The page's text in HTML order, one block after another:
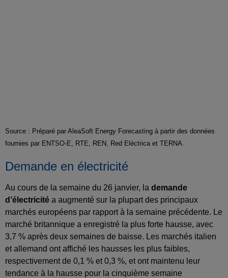
Source : Préparé par AleaSoft Energy Forecasting à partir des données
fournies par ENTSO-E, RTE, REN, Red Eléctrica et TERNA.
Demande en électricité
Au cours de la semaine du 26 janvier, la demande
d’électricité a augmenté sur la plupart des principaux
marchés européens par rapport à la semaine précédente. Le
marché britannique a enregistré la plus forte hausse, avec
3,7 % après deux semaines de baisse. Les marchés italien
et allemand ont affiché les hausses les plus faibles,
respectivement de 0,1 % et 0,3 %, et ont maintenu leur
tendance à la hausse pour la cinquième semaine